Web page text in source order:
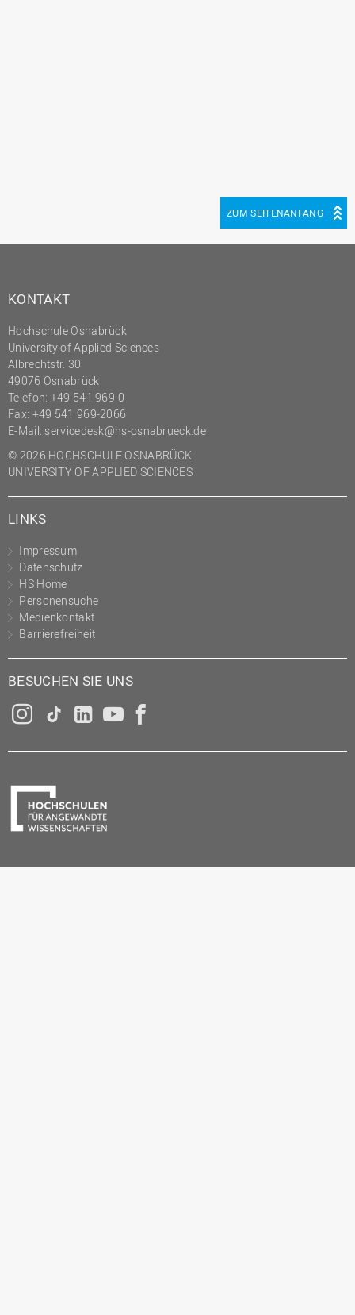
ZUM SEITENANFANG
KONTAKT
Hochschule Osnabrück
University of Applied Sciences
Albrechtstr. 30
49076 Osnabrück
Telefon: +49 541 969-0
Fax: +49 541 969-2066
E-Mail: servicedesk@hs-osnabrueck.de
© 2026 HOCHSCHULE OSNABRÜCK
UNIVERSITY OF APPLIED SCIENCES
LINKS
Impressum
Datenschutz
HS Home
Personensuche
Medienkontakt
Barrierefreiheit
BESUCHEN SIE UNS
Instagram
Tiktok
LinkedInYouTube